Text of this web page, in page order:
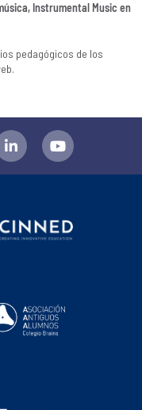
Instrumental Music en
pedagógicos de los